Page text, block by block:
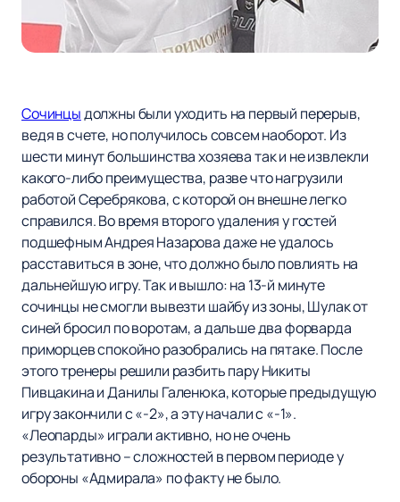
Сочинцыдолжны были уходить на первый перерыв,
ведя в счете, но получилось совсем наоборот. Из
шести минут большинства хозяева так и не извлекли
какого-либо преимущества, разве что нагрузили
работой Серебрякова, с которой он внешне легко
справился. Во время второго удаления у гостей
подшефным Андрея Назарова даже не удалось
расставиться в зоне, что должно было повлиять на
дальнейшую игру. Так и вышло: на 13-й минуте
сочинцы не смогли вывезти шайбу из зоны, Шулак от
синей бросил по воротам, а дальше два форварда
приморцев спокойно разобрались на пятаке. После
этого тренеры решили разбить пару Никиты
Пивцакина и Данилы Галенюка, которые предыдущую
игру закончили с «-2», а эту начали с «-1».
«Леопарды» играли активно, но не очень
результативно – сложностей в первом периоде у
обороны «Адмирала» по факту не было.